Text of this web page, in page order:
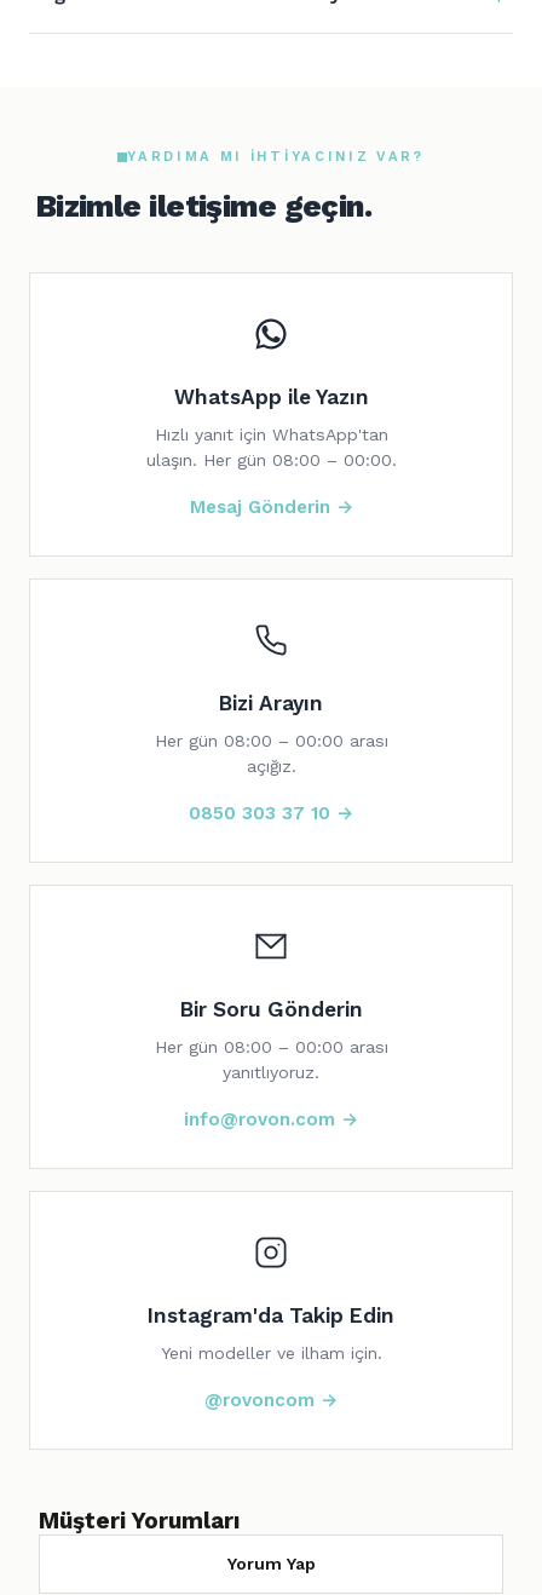
YARDIMA MI IHTIYACINIZ VAR?
Bizimle iletişime geçin.
WhatsApp ile Yazın
Hızlı yanıt için WhatsApp'tan
ulaşın. Her gün 08:00 – 00:00.
Mesaj Gönderin →
Bizi Arayın
Her gün 08:00 – 00:00 arası
açığız.
0850 303 37 10 →
Bir Soru Gönderin
Her gün 08:00 – 00:00 arası
yanıtlıyoruz.
info@rovon.com →
Instagram'da Takip Edin
Yeni modeller ve ilham için.
@rovoncom →
Müşteri Yorumları
Yorum Yap